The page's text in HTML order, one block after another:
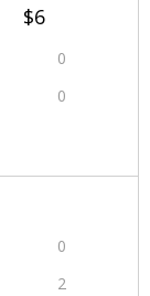
$6
0
0
0
2